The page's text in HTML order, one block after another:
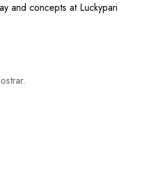
and concepts at Luckypari